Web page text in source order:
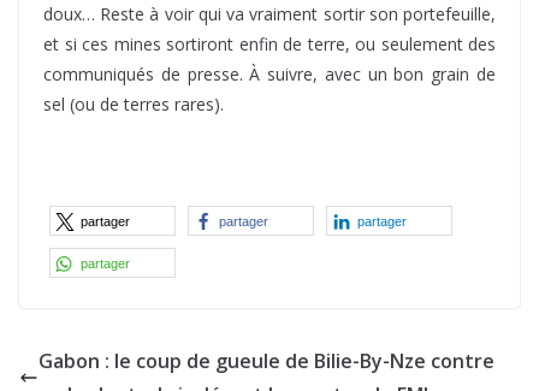
doux… Reste à voir qui va vraiment sortir son portefeuille,
et si ces mines sortiront enfin de terre, ou seulement des
communiqués de presse. À suivre, avec un bon grain de
sel (ou de terres rares).
partager partager partager
partager
Gabon : le coup de gueule de Bilie-By-Nze contre